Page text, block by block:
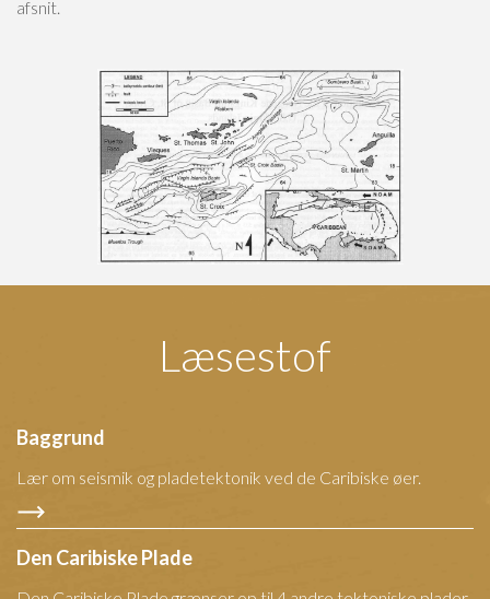
afsnit.
Læsestof
Baggrund
Lær om seismik og pladetektonik ved de Caribiske øer.
Den Caribiske Plade